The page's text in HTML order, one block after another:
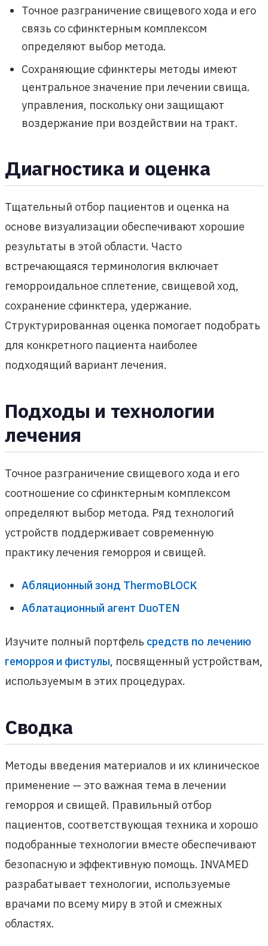
Точное разграничение свищевого хода и его
связь со сфинктерным комплексом
определяют выбор метода.
Сохраняющие сфинктеры методы имеют
центральное значение при лечении свища.
управления, поскольку они защищают
воздержание при воздействии на тракт.
Диагностика и оценка
Тщательный отбор пациентов и оценка на
основе визуализации обеспечивают хорошие
результаты в этой области. Часто
встречающаяся терминология включает
геморроидальное сплетение, свищевой ход,
сохранение сфинктера, удержание.
Структурированная оценка помогает подобрать
для конкретного пациента наиболее
подходящий вариант лечения.
Подходы и технологии
лечения
Точное разграничение свищевого хода и его
соотношение со сфинктерным комплексом
определяют выбор метода. Ряд технологий
устройств поддерживает современную
практику лечения геморроя и свищей.
Абляционный зонд ThermoBLOCK
Аблатационный агент DuoTEN
Изучите полный портфель средств по лечению
геморроя и фистулы, посвященный устройствам,
используемым в этих процедурах.
Сводка
Методы введения материалов и их клиническое
применение — это важная тема в лечении
геморроя и свищей. Правильный отбор
пациентов, соответствующая техника и хорошо
подобранные технологии вместе обеспечивают
безопасную и эффективную помощь. INVAMED
разрабатывает технологии, используемые
врачами по всему миру в этой и смежных
областях.